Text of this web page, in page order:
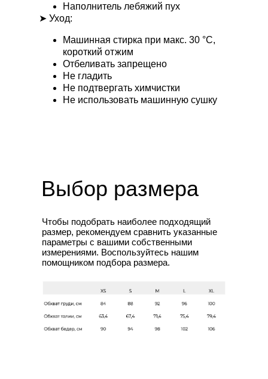
Наполнитель лебяжий пух
➤ Уход:
Машинная стирка при макс. 30 °С,
короткий отжим
Отбеливать запрещено
Не гладить
Не подтвергать химчистки
Не использовать машинную сушку
Выбор размера
Чтобы подобрать наиболее подходящий
размер, рекомендуем сравнить указанные
параметры с вашими собственными
измерениями. Воспользуйтесь нашим
помощником подбора размера.
Доставка за границу
Обмен и возврат
Контакты
info@jultise.com